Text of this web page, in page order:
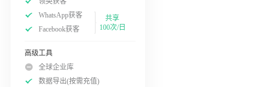
WhatsApp获客
Facebook获客
共享
100次/日
高级工具
全球企业库
数据导出(按需充值)